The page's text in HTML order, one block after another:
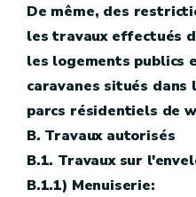
De même, des
les travaux effectués
les logements publics
caravanes situés dans
parcs résidentiels de
B. Travaux autorisés
B.1. Travaux sur
B.1.1) Menuiserie: